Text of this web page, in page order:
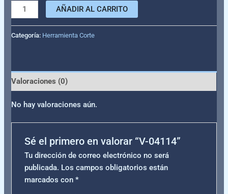
AÑADIR AL CARRITO
Categoría: Herramienta Corte
Valoraciones (0)
No hay valoraciones aún.
Sé el primero en valorar “V-04114”
Tu dirección de correo electrónico no será
publicada. Los campos obligatorios están
marcados con *